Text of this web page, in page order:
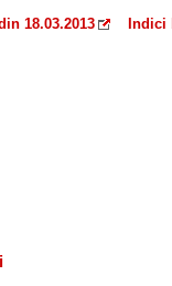
18.03.2013 Indici